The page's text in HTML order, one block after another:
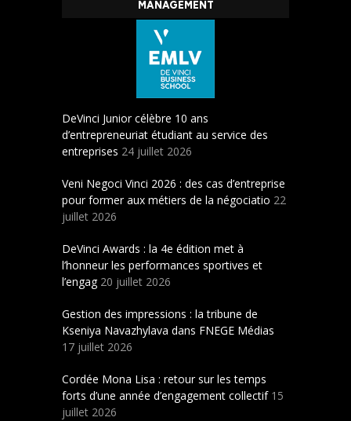
MANAGEMENT
DeVinci Junior célèbre 10 ans
d’entrepreneuriat étudiant au service des
entreprises 24 juillet 2026
Veni Negoci Vinci 2026 : des cas d’entreprise
pour former aux métiers de la négociatio 22
juillet 2026
DeVinci Awards : la 4e édition met à
l’honneur les performances sportives et
l’engag 20 juillet 2026
Gestion des impressions : la tribune de
Kseniya Navazhylava dans FNEGE Médias
17 juillet 2026
Cordée Mona Lisa : retour sur les temps
forts d’une année d’engagement collectif 15
juillet 2026